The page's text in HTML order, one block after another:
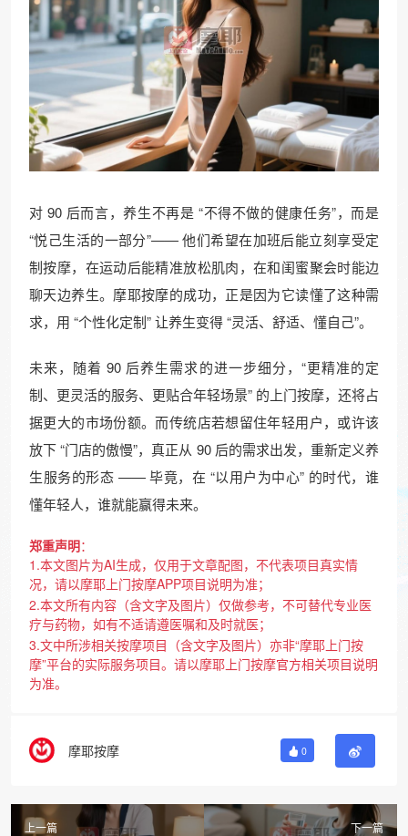
对 90 后而言，养生不再是 “不得不做的健康任务”，而是
“悦己生活的一部分”—— 他们希望在加班后能立刻享受定
制按摩，在运动后能精准放松肌肉，在和闺蜜聚会时能边
聊天边养生。摩耶按摩的成功，正是因为它读懂了这种需
求，用 “个性化定制” 让养生变得 “灵活、舒适、懂自己”。​
未来，随着 90 后养生需求的进一步细分，“更精准的定
制、更灵活的服务、更贴合年轻场景” 的上门按摩，还将占
据更大的市场份额。而传统店若想留住年轻用户，或许该
放下 “门店的傲慢”，真正从 90 后的需求出发，重新定义养
生服务的形态 —— 毕竟，在 “以用户为中心” 的时代，谁
懂年轻人，谁就能赢得未来。
郑重声明：
1.本文图片为AI生成，仅用于文章配图，不代表项目真实情
况，请以摩耶上门按摩APP项目说明为准；
2.本文所有内容（含文字及图片）仅做参考，不可替代专业医
疗与药物，如有不适请遵医嘱和及时就医；
3.文中所涉相关按摩项目（含文字及图片）亦非“摩耶上门按
摩”平台的实际服务项目。请以摩耶上门按摩官方相关项目说明
为准。
摩耶按摩 0
上一篇
下一篇